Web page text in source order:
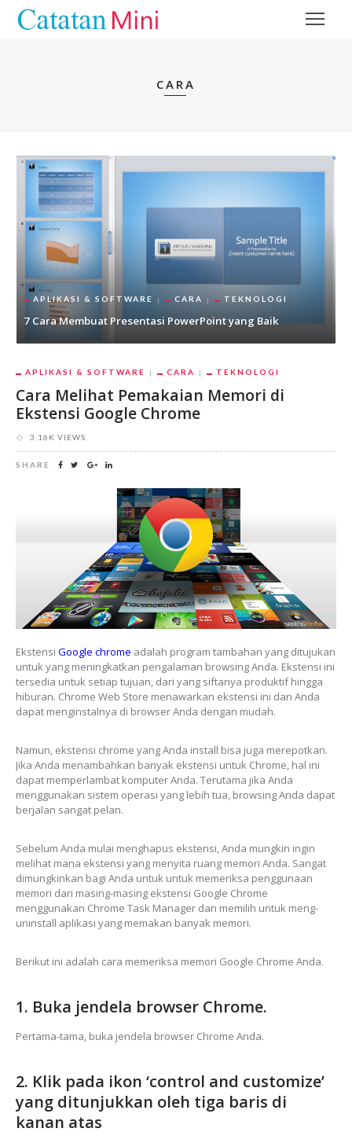
CARA
APLIKASI & SOFTWARE CARA TEKNOLOGI
7 Cara Membuat Presentasi PowerPoint yang Baik
APLIKASI & SOFTWARE CARA TEKNOLOGI
Cara Melihat Pemakaian Memori di
Ekstensi Google Chrome
3.16K VIEWS
SHARE
Ekstensi Google chrome adalah program tambahan yang ditujukan
untuk yang meningkatkan pengalaman browsing Anda. Ekstensi ini
tersedia untuk setiap tujuan, dari yang siftanya produktif hingga
hiburan. Chrome Web Store menawarkan ekstensi ini dan Anda
dapat menginstalnya di browser Anda dengan mudah.
Namun, ekstensi chrome yang Anda install bisa juga merepotkan.
Jika Anda menambahkan banyak ekstensi untuk Chrome, hal ini
dapat memperlambat komputer Anda. Terutama jika Anda
menggunakan sistem operasi yang lebih tua, browsing Anda dapat
berjalan sangat pelan.
Sebelum Anda mulai menghapus ekstensi, Anda mungkin ingin
melihat mana ekstensi yang menyita ruang memori Anda. Sangat
dimungkinkan bagi Anda untuk untuk memeriksa penggunaan
memori dari masing-masing ekstensi Google Chrome
menggunakan Chrome Task Manager dan memilih untuk meng-
uninstall aplikasi yang memakan banyak memori.
Berikut ini adalah cara memeriksa memori Google Chrome Anda.
1. Buka jendela browser Chrome.
Pertama-tama, buka jendela browser Chrome Anda.
2. Klik pada ikon ‘control and customize’
yang ditunjukkan oleh tiga baris di
kanan atas